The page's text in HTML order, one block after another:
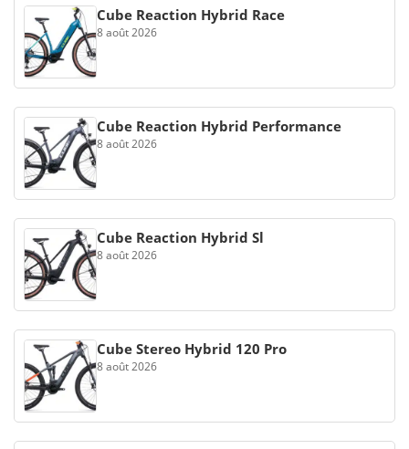
Cube Reaction Hybrid Race
8 août 2026
Cube Reaction Hybrid Performance
8 août 2026
Cube Reaction Hybrid Sl
8 août 2026
Cube Stereo Hybrid 120 Pro
8 août 2026